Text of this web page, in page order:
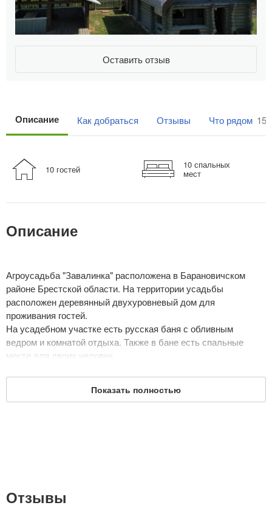
Оставить отзыв
Описание Как добраться Отзывы Что рядом 152
10 гостей 10 спальных
мест
Описание
Агроусадьба "Завалинка" расположена в Барановичском
районе Брестской области. На территории усадьбы
расположен деревянный двухуровневый дом для
проживания гостей.
На усадебном участке есть русская баня с обливным
ведром и комнатой отдыха. Также в бане есть спальные
месте для двоих человек.
беседка для отдыха на свежем воздухе. Также здесь есть
мангал и барбекю для приготовления шашлыка.
Показать полностью
Отзывы